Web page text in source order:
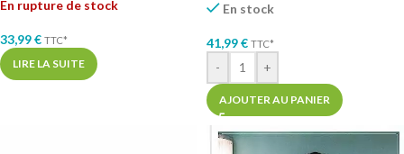
En rupture de stock
33,99€ TTC*
LIRE LA SUITE
En stock
41,99€ TTC*
- +
AJOUTER AU PANIER